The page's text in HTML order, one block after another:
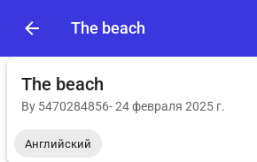
The beach
The beach
By 5470284856-24 февраля 2025 г.
Английский